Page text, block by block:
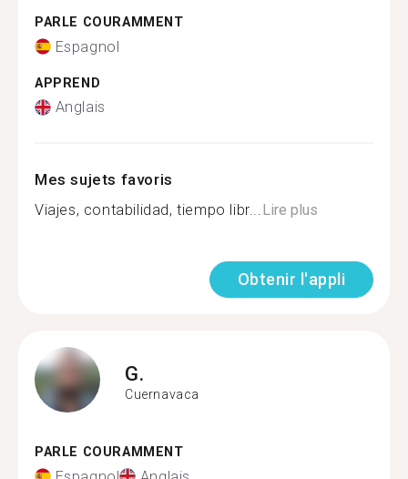
PARLE COURAMMENT
Espagnol
APPREND
Anglais
Mes sujets favoris
Viajes, contabilidad, tiempo libr...Lire plus
Obtenir l'appli
G.
Cuernavaca
PARLE COURAMMENT